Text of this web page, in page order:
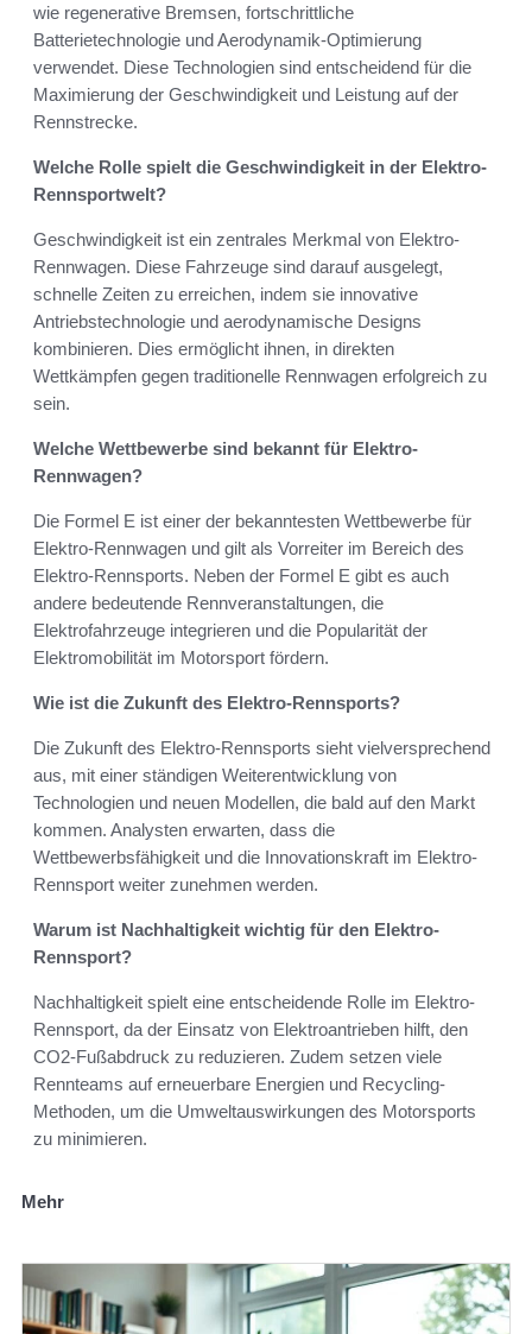
wie regenerative Bremsen, fortschrittliche
Batterietechnologie und Aerodynamik-Optimierung
verwendet. Diese Technologien sind entscheidend für die
Maximierung der Geschwindigkeit und Leistung auf der
Rennstrecke.
Welche Rolle spielt die Geschwindigkeit in der Elektro-
Rennsportwelt?
Geschwindigkeit ist ein zentrales Merkmal von Elektro-
Rennwagen. Diese Fahrzeuge sind darauf ausgelegt,
schnelle Zeiten zu erreichen, indem sie innovative
Antriebstechnologie und aerodynamische Designs
kombinieren. Dies ermöglicht ihnen, in direkten
Wettkämpfen gegen traditionelle Rennwagen erfolgreich zu
sein.
Welche Wettbewerbe sind bekannt für Elektro-
Rennwagen?
Die Formel E ist einer der bekanntesten Wettbewerbe für
Elektro-Rennwagen und gilt als Vorreiter im Bereich des
Elektro-Rennsports. Neben der Formel E gibt es auch
andere bedeutende Rennveranstaltungen, die
Elektrofahrzeuge integrieren und die Popularität der
Elektromobilität im Motorsport fördern.
Wie ist die Zukunft des Elektro-Rennsports?
Die Zukunft des Elektro-Rennsports sieht vielversprechend
aus, mit einer ständigen Weiterentwicklung von
Technologien und neuen Modellen, die bald auf den Markt
kommen. Analysten erwarten, dass die
Wettbewerbsfähigkeit und die Innovationskraft im Elektro-
Rennsport weiter zunehmen werden.
Warum ist Nachhaltigkeit wichtig für den Elektro-
Rennsport?
Nachhaltigkeit spielt eine entscheidende Rolle im Elektro-
Rennsport, da der Einsatz von Elektroantrieben hilft, den
CO2-Fußabdruck zu reduzieren. Zudem setzen viele
Rennteams auf erneuerbare Energien und Recycling-
Methoden, um die Umweltauswirkungen des Motorsports
zu minimieren.
Mehr